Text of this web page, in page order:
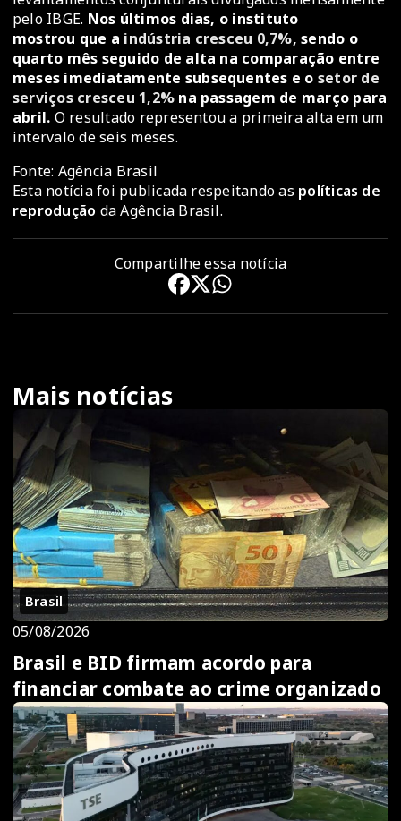
pelo IBGE. Nos últimos dias, o instituto
mostrou que a indústria cresceu 0,7%, sendo o
quarto mês seguido de alta na comparação entre
meses imediatamente subsequentes e o setor de
serviços cresceu 1,2% na passagem de março para
abril. O resultado representou a primeira alta em um
intervalo de seis meses.
Fonte: Agência Brasil
Esta notícia foi publicada respeitando as políticas de
reprodução da Agência Brasil.
Compartilhe essa notícia
Mais notícias
Brasil
05/08/2026
Brasil e BID firmam acordo para
financiar combate ao crime organizado